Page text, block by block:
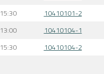
15:30
10410101-2
13:00
10410104-1
15:30
10410104-2